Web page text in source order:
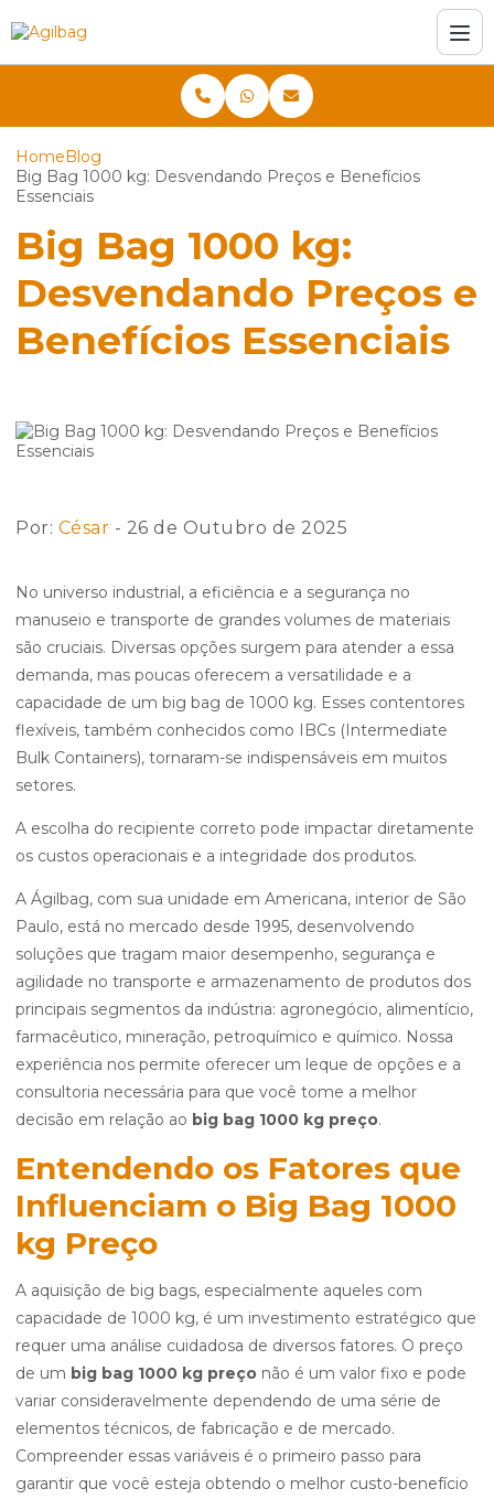
HomeBlog
Big Bag 1000 kg: Desvendando Preços e Benefícios
Essenciais
Big Bag 1000 kg:
Desvendando Preços e
Benefícios Essenciais
Por: César - 26 de Outubro de 2025
No universo industrial, a eficiência e a segurança no
manuseio e transporte de grandes volumes de materiais
são cruciais. Diversas opções surgem para atender a essa
demanda, mas poucas oferecem a versatilidade e a
capacidade de um big bag de 1000 kg. Esses contentores
flexíveis, também conhecidos como IBCs (Intermediate
Bulk Containers), tornaram-se indispensáveis em muitos
setores.
A escolha do recipiente correto pode impactar diretamente
os custos operacionais e a integridade dos produtos.
A Ágilbag, com sua unidade em Americana, interior de São
Paulo, está no mercado desde 1995, desenvolvendo
soluções que tragam maior desempenho, segurança e
agilidade no transporte e armazenamento de produtos dos
principais segmentos da indústria: agronegócio, alimentício,
farmacêutico, mineração, petroquímico e químico. Nossa
experiência nos permite oferecer um leque de opções e a
consultoria necessária para que você tome a melhor
decisão em relação ao big bag 1000 kg preço.
Entendendo os Fatores que
Influenciam o Big Bag 1000
kg Preço
A aquisição de big bags, especialmente aqueles com
capacidade de 1000 kg, é um investimento estratégico que
requer uma análise cuidadosa de diversos fatores. O preço
de um big bag 1000 kg preço não é um valor fixo e pode
variar consideravelmente dependendo de uma série de
elementos técnicos, de fabricação e de mercado.
Compreender essas variáveis é o primeiro passo para
garantir que você esteja obtendo o melhor custo-benefício